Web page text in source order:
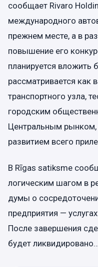
сообщает Rivaro
международного
прежнем месте, а в
повышение его
планируется вложить
рассматривается как
транспортного узла,
городским
Центральным рынком,
развитием всего
В Rīgas satiksme
логическим шагом в
думы о
предприятия —
После завершения
будет ликвидировано…